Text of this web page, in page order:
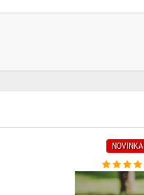
NOVINKA